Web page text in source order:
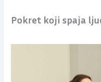
Pokret koji spaja